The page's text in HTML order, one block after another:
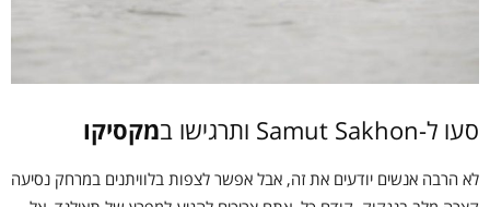
סעו ל-Samut Sakhon ותרגישו ב מקסיקו
לא הרבה אנשים יודעים את זה, אבל אפשר לצפות בלוויתנים במרחק נסיעה